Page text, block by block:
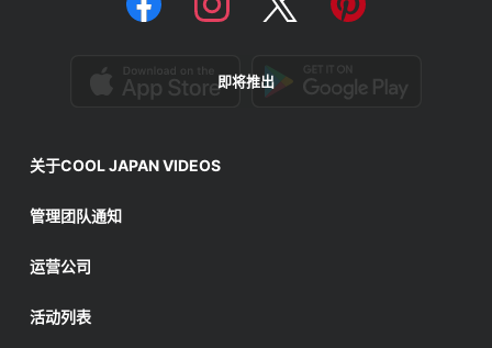
即将推出
关于COOL JAPAN VIDEOS
管理团队通知
运营公司
活动列表